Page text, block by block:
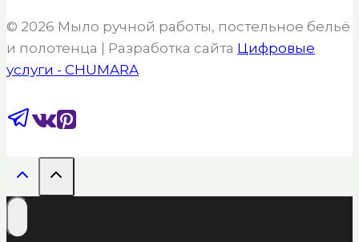
© 2026 Мыло ручной работы, постельное бельё
и полотенца | Разработка сайта Цифровые
услуги - CHUMARA